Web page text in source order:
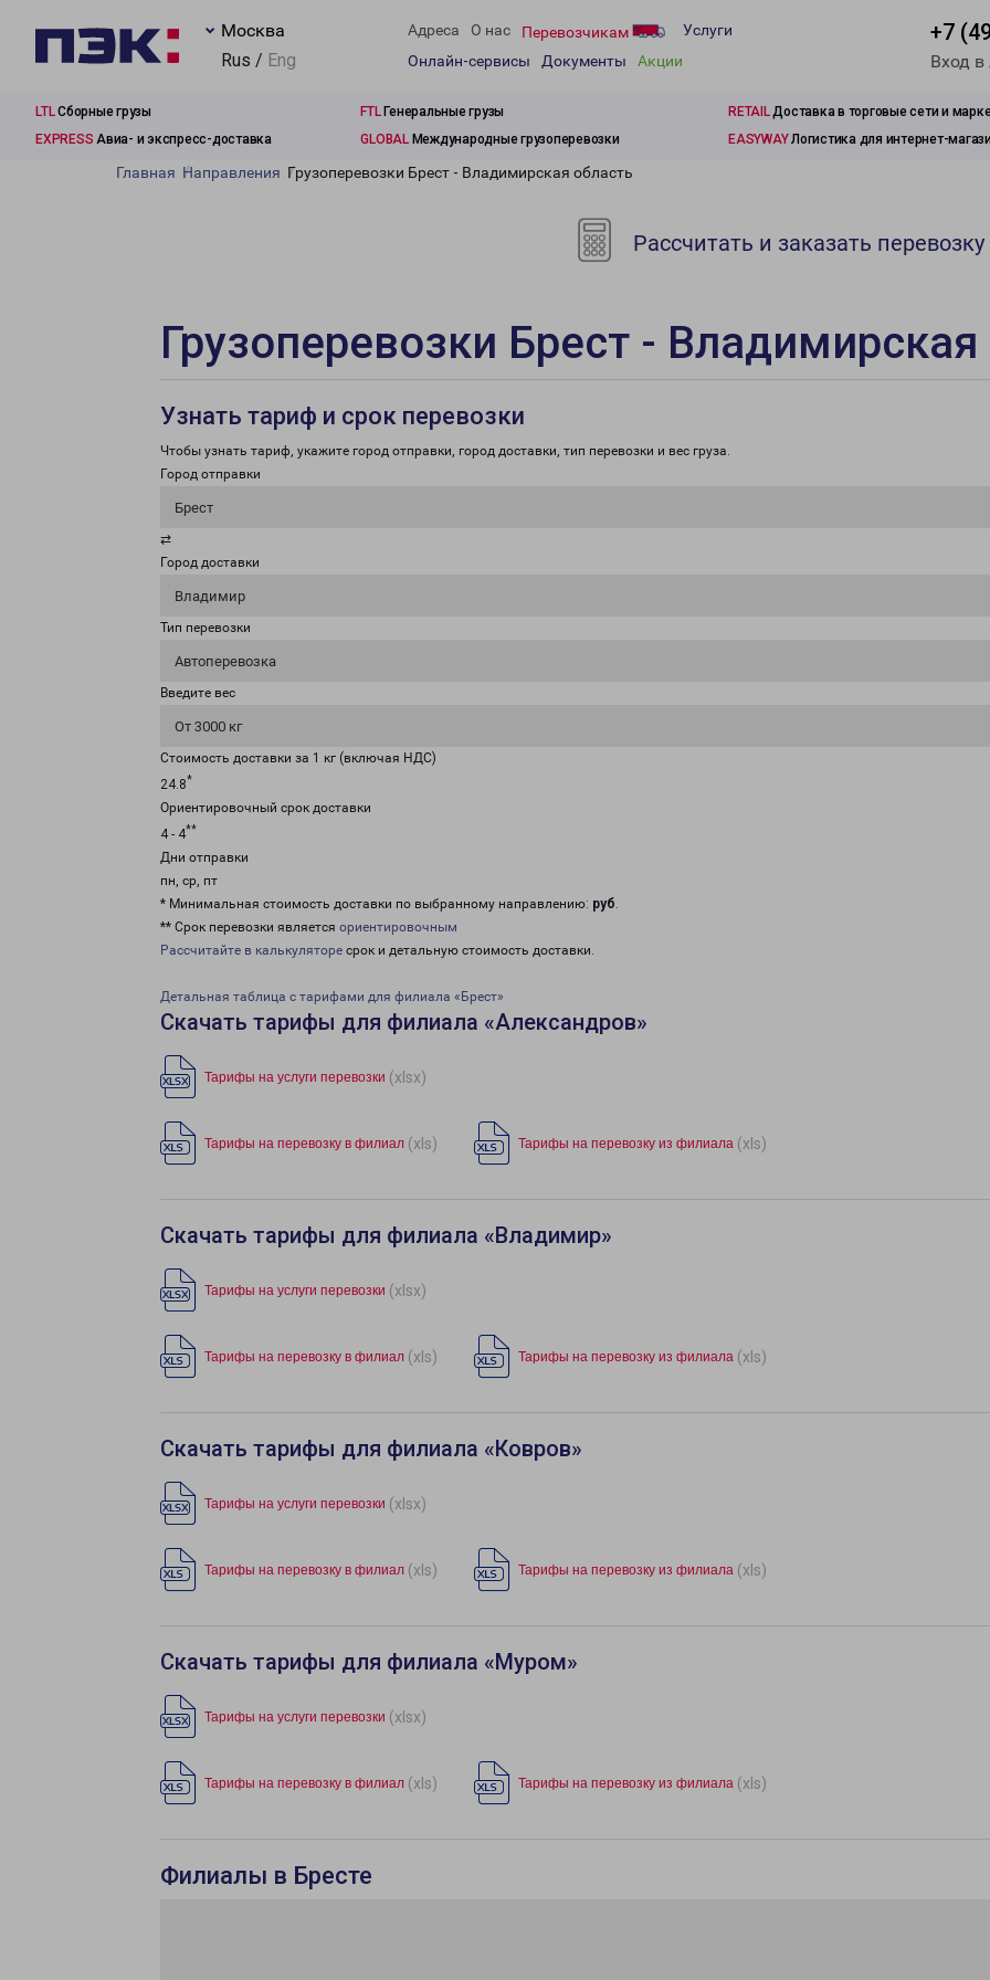
Москва
Rus / Eng
Адреса О нас Перевозчикам
Услуги
Онлайн-сервисы
Документы Акции
+7
Вход
LTLСборные грузы FTLГенеральные грузы RETAILДоставка в торговые сети и
EXPRESS Авиа- и экспресс-доставка GLOBALМеждународные грузоперевозки EASYWAYЛогистика для интернет-
Главная Направления Грузоперевозки Брест - Владимирская область
Рассчитать и заказать перевозку
Грузоперевозки Брест - Владимирская
Узнать тариф и срок перевозки
Чтобы узнать тариф, укажите город отправки, город доставки, тип перевозки и вес груза.
Город отправки
Брест
⇄
Город доставки
Владимир
Тип перевозки
Автоперевозка
Введите вес
От 3000 кг
Стоимость доставки за 1 кг (включая НДС)
24.8*
Ориентировочный срок доставки
4 - 4**
Дни отправки
пн, ср, пт
* Минимальная стоимость доставки по выбранному направлению: руб.
** Срок перевозки является ориентировочным
Рассчитайте в калькуляторе срок и детальную стоимость доставки.
Детальная таблица с тарифами для филиала «Брест»
Скачать тарифы для филиала «Александров»
Тарифы на услуги перевозки (xlsx)
Тарифы на перевозку в филиал (xls) Тарифы на перевозку из филиала (xls)
Скачать тарифы для филиала «Владимир»
Тарифы на услуги перевозки (xlsx)
Тарифы на перевозку в филиал (xls) Тарифы на перевозку из филиала (xls)
Скачать тарифы для филиала «Ковров»
Тарифы на услуги перевозки (xlsx)
Тарифы на перевозку в филиал (xls) Тарифы на перевозку из филиала (xls)
Скачать тарифы для филиала «Муром»
Тарифы на услуги перевозки (xlsx)
Тарифы на перевозку в филиал (xls) Тарифы на перевозку из филиала (xls)
Филиалы в Бресте